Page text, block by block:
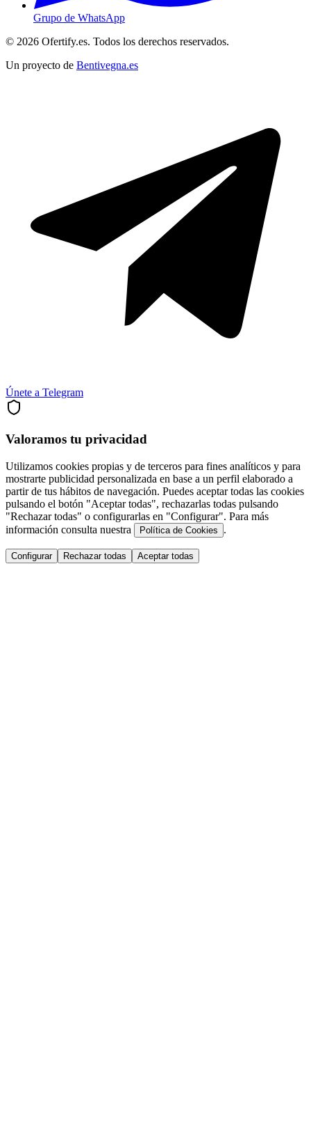
Grupo de WhatsApp
© 2026 Ofertify.es. Todos los derechos reservados.
Un proyecto de Bentivegna.es
Únete a Telegram
Valoramos tu privacidad
Utilizamos cookies propias y de terceros para fines analíticos y para
mostrarte publicidad personalizada en base a un perfil elaborado a
partir de tus hábitos de navegación. Puedes aceptar todas las cookies
pulsando el botón "Aceptar todas", rechazarlas todas pulsando
"Rechazar todas" o configurarlas en "Configurar". Para más
información consulta nuestra
Política de Cookies .
Configurar Rechazar todas Aceptar todas